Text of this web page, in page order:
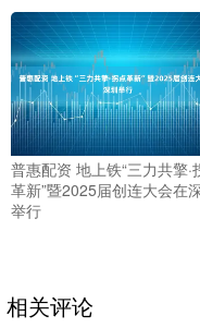
普惠配资 地上铁“三力共擎·
革新”暨2025届创连大会在
举行
相关评论